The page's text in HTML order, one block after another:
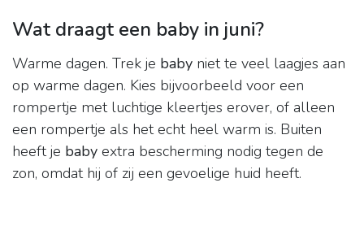
Wat draagt een baby in juni?
Warme dagen. Trek je baby niet te veel laagjes aan
op warme dagen. Kies bijvoorbeeld voor een
rompertje met luchtige kleertjes erover, of alleen
een rompertje als het echt heel warm is. Buiten
heeft je baby extra bescherming nodig tegen de
zon, omdat hij of zij een gevoelige huid heeft.